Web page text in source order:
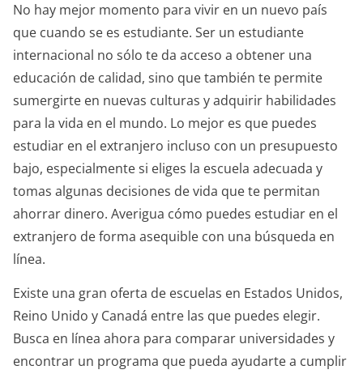
No hay mejor momento para vivir en un nuevo país
que cuando se es estudiante. Ser un estudiante
internacional no sólo te da acceso a obtener una
educación de calidad, sino que también te permite
sumergirte en nuevas culturas y adquirir habilidades
para la vida en el mundo. Lo mejor es que puedes
estudiar en el extranjero incluso con un presupuesto
bajo, especialmente si eliges la escuela adecuada y
tomas algunas decisiones de vida que te permitan
ahorrar dinero. Averigua cómo puedes estudiar en el
extranjero de forma asequible con una búsqueda en
línea.
Existe una gran oferta de escuelas en Estados Unidos,
Reino Unido y Canadá entre las que puedes elegir.
Busca en línea ahora para comparar universidades y
encontrar un programa que pueda ayudarte a cumplir